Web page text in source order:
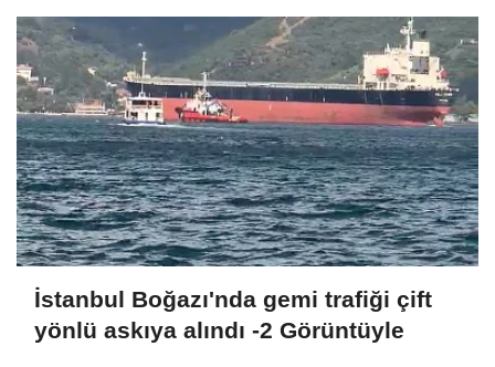
İstanbul Boğazı'nda gemi trafiği çift
yönlü askıya alındı -2 Görüntüyle